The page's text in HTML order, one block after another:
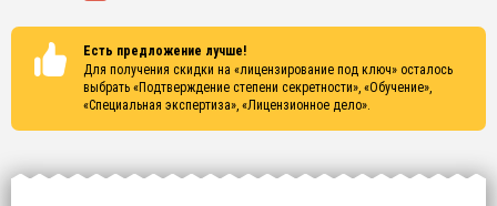
Есть предложение лучше!
Для получения скидки на «лицензирование под ключ» осталось
выбрать «Подтверждение степени секретности», «Обучение»,
«Специальная экспертиза», «Лицензионное дело».